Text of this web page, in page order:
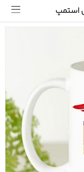
سوالات متداول